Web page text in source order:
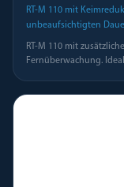
RT-M 110 mit
unbeaufsichtigten
RT-M 110 mit
Fernüberwachung.